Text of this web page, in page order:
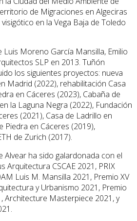
de Migraciones en Algeciras
en la Vega Baja de Toledo
Luis Moreno García Mansilla, Emilio
SLP en 2013. Tuñón
los siguientes proyectos: nueva
Madrid (2022), rehabilitación Casa
en Cáceres (2023), Cabaña de
la Laguna Negra (2022), Fundación
(2021), Casa de Ladrillo en
Piedra en Cáceres (2019),
de Zurich (2017).
Alvear ha sido galardonada con el
Arquitectura CSCAE 2021, PRIX
Luis M. Mansilla 2021, Premio XV
y Urbanismo 2021, Premio
Architecture Masterpiece 2021, y